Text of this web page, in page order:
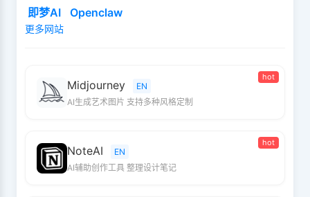
即梦AI
Openclaw
更多网站
hot
Midjourney
EN
AI生成艺术图片 支持多种风格定制
hot
NoteAI
EN
AI辅助创作工具 整理设计笔记